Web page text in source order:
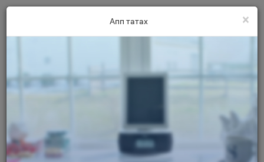
×
Апп татах